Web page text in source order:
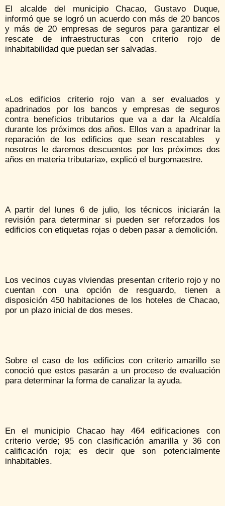
El alcalde del municipio Chacao, Gustavo Duque,
informó que se logró un acuerdo con más de 20 bancos
y más de 20 empresas de seguros para garantizar el
rescate de infraestructuras con criterio rojo de
inhabitabilidad que puedan ser salvadas.
«Los edificios criterio rojo van a ser evaluados y
apadrinados por los bancos y empresas de seguros
contra beneficios tributarios que va a dar la Alcaldía
durante los próximos dos años. Ellos van a apadrinar la
reparación de los edificios que sean rescatables y
nosotros le daremos descuentos por los próximos dos
años en materia tributaria», explicó el burgomaestre.
A partir del lunes 6 de julio, los técnicos iniciarán la
revisión para determinar si pueden ser reforzados los
edificios con etiquetas rojas o deben pasar a demolición.
Los vecinos cuyas viviendas presentan criterio rojo y no
cuentan con una opción de resguardo, tienen a
disposición 450 habitaciones de los hoteles de Chacao,
por un plazo inicial de dos meses.
Sobre el caso de los edificios con criterio amarillo se
conoció que estos pasarán a un proceso de evaluación
para determinar la forma de canalizar la ayuda.
En el municipio Chacao hay 464 edificaciones con
criterio verde; 95 con clasificación amarilla y 36 con
calificación roja; es decir que son potencialmente
inhabitables.